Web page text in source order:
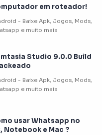
em roteador!
Studio 9.0.0 Build
usar Whatsapp no
Notebook e Mac ?